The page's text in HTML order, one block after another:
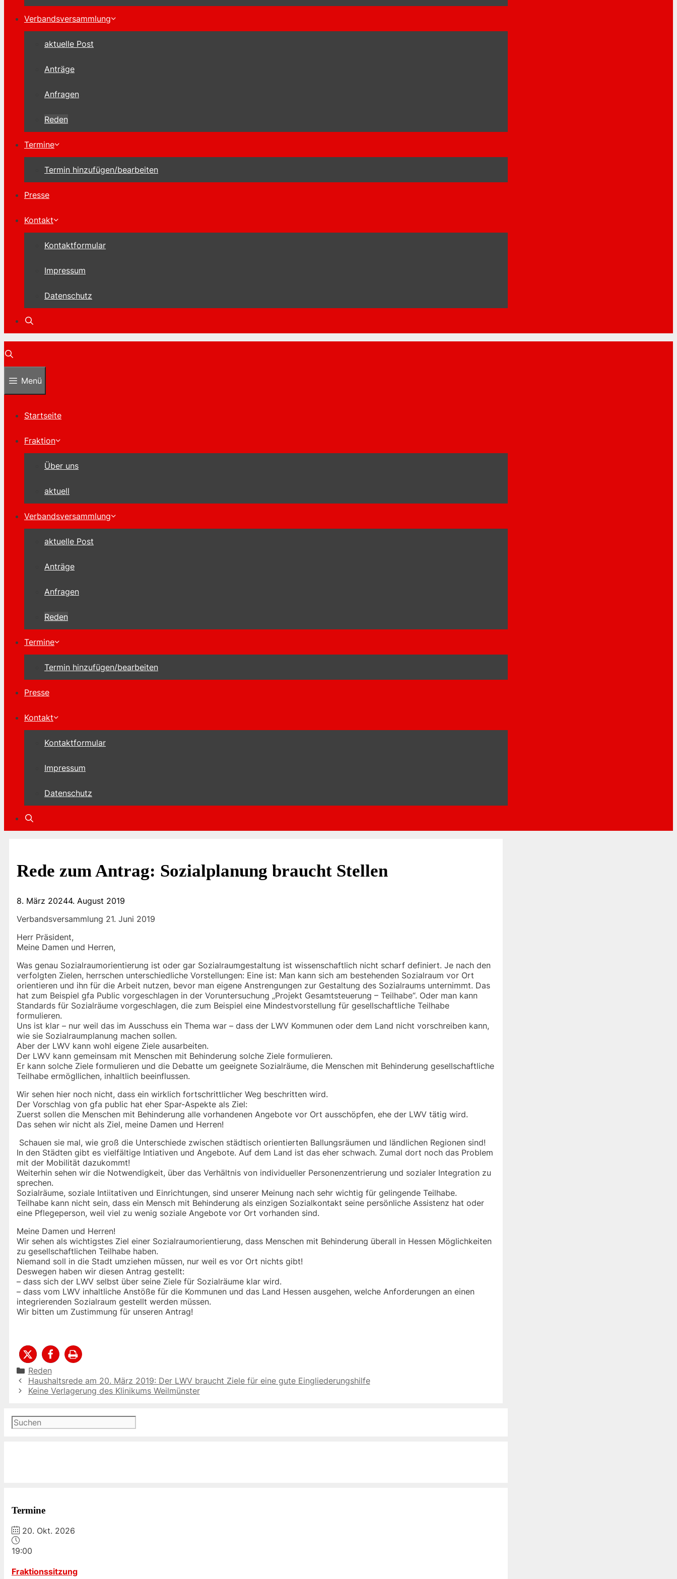
Verbandsversammlung
aktuelle Post
Anträge
Anfragen
Reden
Termine
Termin hinzufügen/bearbeiten
Presse
Kontakt
Kontaktformular
Impressum
Datenschutz
Menü
Startseite
Fraktion
Über uns
aktuell
Verbandsversammlung
aktuelle Post
Anträge
Anfragen
Reden
Termine
Termin hinzufügen/bearbeiten
Presse
Kontakt
Kontaktformular
Impressum
Datenschutz
Rede zum Antrag: Sozialplanung braucht Stellen
8. März 20244. August 2019
Verbandsversammlung 21. Juni 2019
Herr Präsident,
Meine Damen und Herren,
Was genau Sozialraumorientierung ist oder gar Sozialraumgestaltung ist wissenschaftlich nicht scharf definiert. Je nach den
verfolgten Zielen, herrschen unterschiedliche Vorstellungen: Eine ist: Man kann sich am bestehenden Sozialraum vor Ort
orientieren und ihn für die Arbeit nutzen, bevor man eigene Anstrengungen zur Gestaltung des Sozialraums unternimmt. Das
hat zum Beispiel gfa Public vorgeschlagen in der Voruntersuchung „Projekt Gesamtsteuerung – Teilhabe“. Oder man kann
Standards für Sozialräume vorgeschlagen, die zum Beispiel eine Mindestvorstellung für gesellschaftliche Teilhabe
formulieren.
Uns ist klar – nur weil das im Ausschuss ein Thema war – dass der LWV Kommunen oder dem Land nicht vorschreiben kann,
wie sie Sozialraumplanung machen sollen.
Aber der LWV kann wohl eigene Ziele ausarbeiten.
Der LWV kann gemeinsam mit Menschen mit Behinderung solche Ziele formulieren.
Er kann solche Ziele formulieren und die Debatte um geeignete Sozialräume, die Menschen mit Behinderung gesellschaftliche
Teilhabe ermögllichen, inhaltlich beeinflussen.
Wir sehen hier noch nicht, dass ein wirklich fortschrittlicher Weg beschritten wird.
Der Vorschlag von gfa public hat eher Spar-Aspekte als Ziel:
Zuerst sollen die Menschen mit Behinderung alle vorhandenen Angebote vor Ort ausschöpfen, ehe der LWV tätig wird.
Das sehen wir nicht als Ziel, meine Damen und Herren!
Schauen sie mal, wie groß die Unterschiede zwischen städtisch orientierten Ballungsräumen und ländlichen Regionen sind!
In den Städten gibt es vielfältige Intiativen und Angebote. Auf dem Land ist das eher schwach. Zumal dort noch das Problem
mit der Mobilität dazukommt!
Weiterhin sehen wir die Notwendigkeit, über das Verhältnis von individueller Personenzentrierung und sozialer Integration zu
sprechen.
Sozialräume, soziale Intiitativen und Einrichtungen, sind unserer Meinung nach sehr wichtig für gelingende Teilhabe.
Teilhabe kann nicht sein, dass ein Mensch mit Behinderung als einzigen Sozialkontakt seine persönliche Assistenz hat oder
eine Pflegeperson, weil viel zu wenig soziale Angebote vor Ort vorhanden sind.
Meine Damen und Herren!
Wir sehen als wichtigstes Ziel einer Sozialraumorientierung, dass Menschen mit Behinderung überall in Hessen Möglichkeiten
zu gesellschaftlichen Teilhabe haben.
Niemand soll in die Stadt umziehen müssen, nur weil es vor Ort nichts gibt!
Deswegen haben wir diesen Antrag gestellt:
– dass sich der LWV selbst über seine Ziele für Sozialräume klar wird.
– dass vom LWV inhaltliche Anstöße für die Kommunen und das Land Hessen ausgehen, welche Anforderungen an einen
integrierenden Sozialraum gestellt werden müssen.
Wir bitten um Zustimmung für unseren Antrag!
Kategorien
Reden
Haushaltsrede am 20. März 2019: Der LWV braucht Ziele für eine gute Eingliederungshilfe
Keine Verlagerung des Klinikums Weilmünster
Suchen
Termine
20. Okt. 2026
19:00
Fraktionssitzung